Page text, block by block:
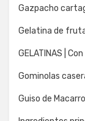
Gazpacho
Gelatina de
GELATINAS |
Gominolas
Guiso de